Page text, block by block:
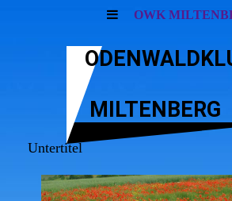
OWK
Untertitel